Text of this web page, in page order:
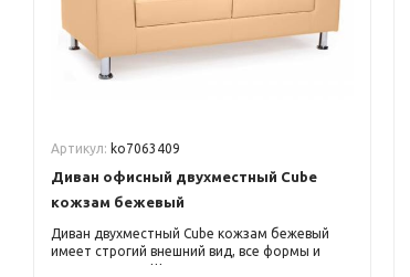
Артикул: ko7063409
Диван офисный двухместный Cube
кожзам бежевый
Диван двухместный Cube кожзам бежевый
имеет строгий внешний вид, все формы и
линии прямые. Ширина дивана позволяет в